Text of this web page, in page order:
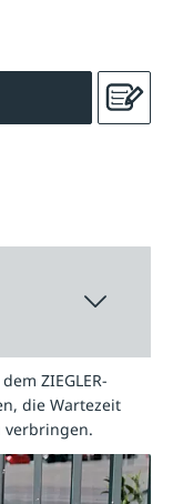
ZIEGLER-
die Wartezeit
verbringen.